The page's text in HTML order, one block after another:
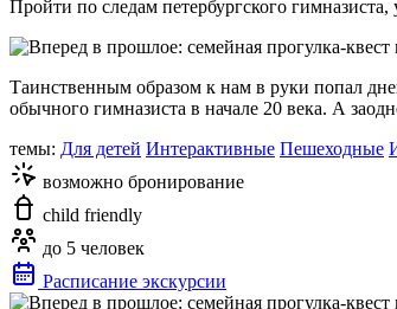
Пройти по следам петербургского
Таинственным образом к нам в руки попал
обычного гимназиста в начале 20 века. А
темы: Для детей Интерактивные Пешеходные
возможно бронирование
child friendly
до 5 человек
Расписание экскурсии